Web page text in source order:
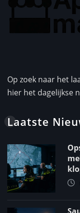
Op zoek naar het
hier het dagelijkse
Laatste